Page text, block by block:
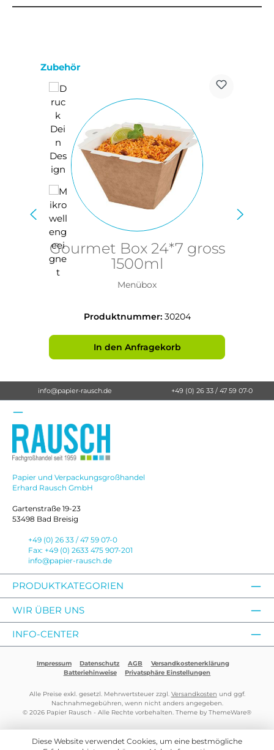
Produktgalerie überspringen
Zubehör
Gourmet Box 24*7 gross
1500ml
Menübox
Produktnummer: 30204
In den Anfragekorb
info@papier-rausch.de +49 (0) 26 33 / 47 59 07-0
Papier und Verpackungsgroßhandel
Erhard Rausch GmbH
Gartenstraße 19-23
53498 Bad Breisig
+49 (0) 26 33 / 47 59 07-0
Fax: +49 (0) 2633 475 907-201
info@papier-rausch.de
PRODUKTKATEGORIEN
WIR ÜBER UNS
INFO-CENTER
Impressum Datenschutz AGB
Versandkostenerklärung
Batteriehinweise
Privatsphäre Einstellungen
Alle Preise exkl. gesetzl. Mehrwertsteuer zzgl. Versandkosten und ggf.
Nachnahmegebühren, wenn nicht anders angegeben.
© 2026 Papier Rausch - Alle Rechte vorbehalten. Theme by ThemeWare®
Diese Website verwendet Cookies, um eine bestmögliche